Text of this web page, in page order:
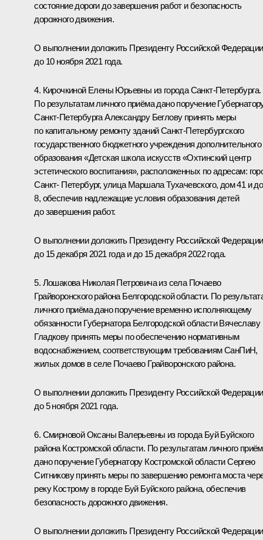
состояние дороги до завершения работ и безопасность
дорожного движения.
О выполнении доложить Президенту Российской Федерации
до 10 ноября 2021 года.
4. Кирочкиной Елены Юрьевны из города Санкт-Петербурга.
По результатам личного приёма дано поручение
Санкт-Петербурга Александру Беглову принять меры
по капитальному ремонту зданий Санкт-Петербургского
государственного бюджетного учреждения дополнительного
образования «Детская школа искусств «Охтинский центр
эстетического воспитания», расположенных по адресам:
Санкт- Петербург, улица Маршала Тухачевского, дом 41 и
8, обеспечив надлежащие условия образования детей
до завершения работ.
О выполнении доложить Президенту Российской Федерации
до 15 декабря 2021 года и до 15 декабря 2022 года.
5. Лошакова Николая Петровича из села Почаево
Грайворонского района Белгородской области. По
личного приёма дано поручение временно исполняющему
обязанности Губернатора Белгородской области Вячеславу
Гладкову принять меры по обеспечению нормативным
водоснабжением, соответствующим требованиям СанПиН,
жилых домов в селе Почаево Грайворонского района.
О выполнении доложить Президенту Российской Федерации
до 5 ноября 2021 года.
6. Смирновой Оксаны Валерьевны из города Буй Буйского
района Костромской области. По результатам личного
дано поручение Губернатору Костромской области Сергею
Ситникову принять меры по завершению ремонта моста
реку Кострому в городе Буй Буйского района, обеспечив
безопасность дорожного движения.
О выполнении доложить Президенту Российской Федерации